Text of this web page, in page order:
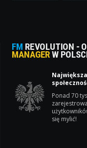
FM REVOLUTION -
MANAGERW
Ponad 70
się mylić!